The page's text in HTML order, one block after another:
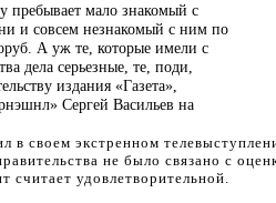
пребывает мало знакомый с
и совсем незнакомый с ним по
А уж те, которые имели с
дела серьезные, те, поди,
издания «Газета»,
Сергей Васильев на
в своем экстренном
не было связано с
считает удовлетворительной.